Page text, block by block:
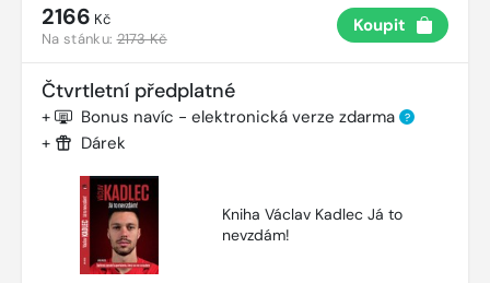
2166 Kč
Na stánku:2173 Kč
Koupit
Čtvrtletní předplatné
+ Bonus navíc - elektronická verze zdarma ?
+ Dárek
Kniha Václav Kadlec Já to
nevzdám!